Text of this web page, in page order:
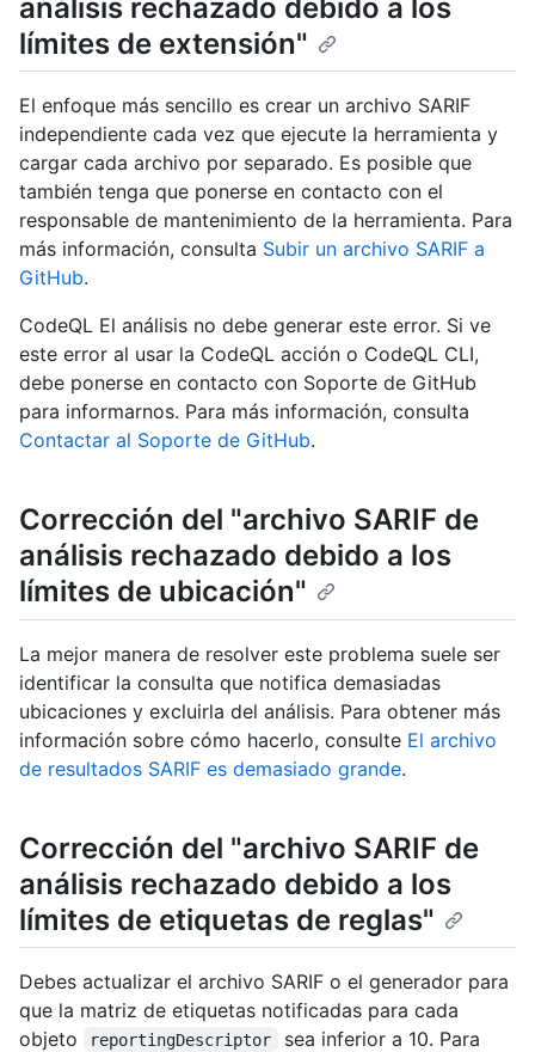
análisis rechazado debido a los
límites de extensión"
El enfoque más sencillo es crear un archivo SARIF
independiente cada vez que ejecute la herramienta y
cargar cada archivo por separado. Es posible que
también tenga que ponerse en contacto con el
responsable de mantenimiento de la herramienta. Para
más información, consulta Subir un archivo SARIF a
GitHub.
CodeQL El análisis no debe generar este error. Si ve
este error al usar la CodeQL acción o CodeQL CLI,
debe ponerse en contacto con Soporte de GitHub
para informarnos. Para más información, consulta
Contactar al Soporte de GitHub.
Corrección del "archivo SARIF de
análisis rechazado debido a los
límites de ubicación"
La mejor manera de resolver este problema suele ser
identificar la consulta que notifica demasiadas
ubicaciones y excluirla del análisis. Para obtener más
información sobre cómo hacerlo, consulte El archivo
de resultados SARIF es demasiado grande.
Corrección del "archivo SARIF de
análisis rechazado debido a los
límites de etiquetas de reglas"
Debes actualizar el archivo SARIF o el generador para
que la matriz de etiquetas notificadas para cada
objeto
reportingDescriptor
sea inferior a 10. Para